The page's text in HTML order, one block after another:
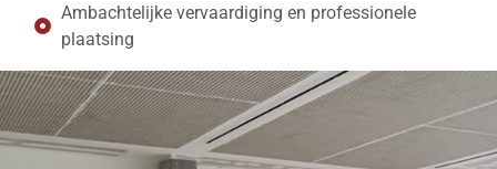
Ambachtelijke vervaardiging en professionele
plaatsing